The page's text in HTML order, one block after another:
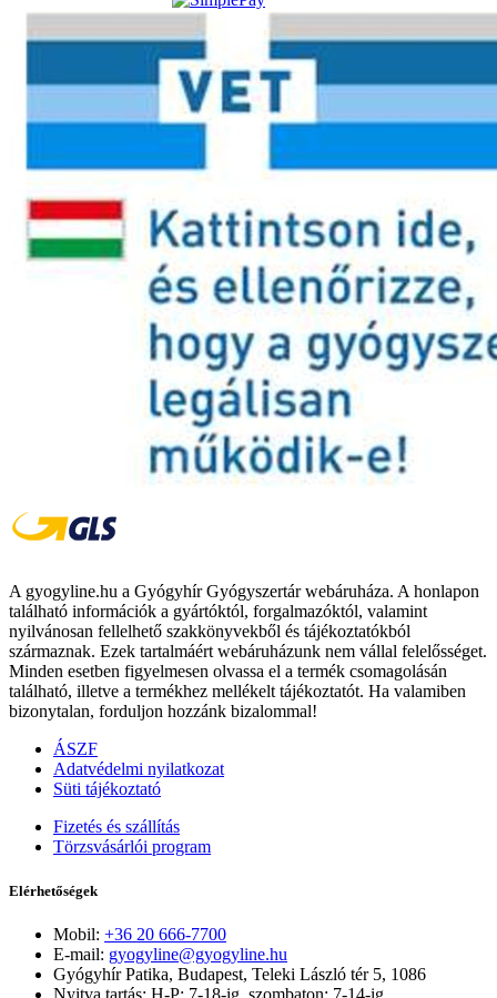
A gyogyline.hu a Gyógyhír Gyógyszertár webáruháza. A honlapon
található információk a gyártóktól, forgalmazóktól, valamint
nyilvánosan fellelhető szakkönyvekből és tájékoztatókból
származnak. Ezek tartalmáért webáruházunk nem vállal felelősséget.
Minden esetben figyelmesen olvassa el a termék csomagolásán
található, illetve a termékhez mellékelt tájékoztatót. Ha valamiben
bizonytalan, forduljon hozzánk bizalommal!
ÁSZF
Adatvédelmi nyilatkozat
Süti tájékoztató
Fizetés és szállítás
Törzsvásárlói program
Elérhetőségek
Mobil: +36 20 666-7700
E-mail: gyogyline@gyogyline.hu
Gyógyhír Patika, Budapest, Teleki László tér 5, 1086
Nyitva tartás: H-P: 7-18-ig, szombaton: 7-14-ig.